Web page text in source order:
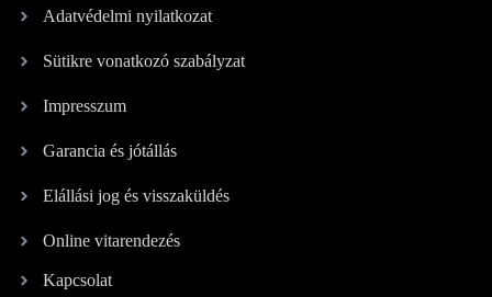
Adatvédelmi nyilatkozat
Sütikre vonatkozó szabályzat
Impresszum
Garancia és jótállás
Elállási jog és visszaküldés
Online vitarendezés
Kapcsolat